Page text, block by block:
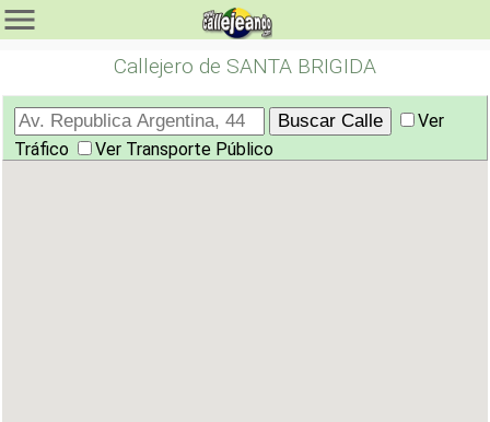
Callejero de SANTA BRIGIDA
Ver
Tráfico
Ver Transporte Público